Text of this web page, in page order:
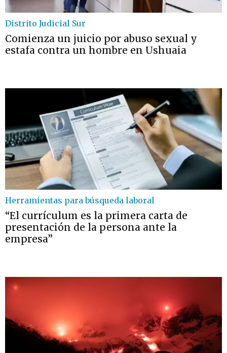
Distrito Judicial Sur
Comienza un juicio por abuso sexual y
estafa contra un hombre en Ushuaia
Herramientas para búsqueda laboral
“El currículum es la primera carta de
presentación de la persona ante la
empresa”